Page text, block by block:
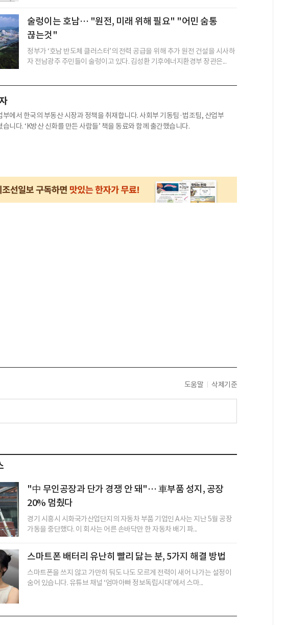
술렁이는 호남… "원전, 미래 위해 필요" "어민 숨통
끊는것"
정부가 ‘호남 반도체 클러스터’의 전력 공급을 위해 추가 원전 건설을 시사하
자 전남광주 주민들이 술렁이고 있다. 김성환 기후에너지환경부 장관은...
부에서 한국의 부동산 시장과 정책을 취재합니다. 사회부 기동팀·법조팀, 산업부
니다. ‘K방산 신화를 만든 사람들’ 책을 동료와 함께 출간했습니다.
도움말 삭제기준
"中 무인공장과 단가 경쟁 안 돼"… 車부품 성지, 공장
20% 멈췄다
경기 시흥시 시화국가산업단지의 자동차 부품 기업인 A사는 지난 5월 공장
가동을 중단했다. 이 회사는 어른 손바닥만 한 자동차 배기 파...
스마트폰 배터리 유난히 빨리 닳는 분, 5가지 해결 방법
스마트폰을 쓰지 않고 가만히 둬도 나도 모르게 전력이 새어 나가는 설정이
숨어 있습니다. 유튜브 채널 ‘엄마아빠 정보독립시대’에서 스마...